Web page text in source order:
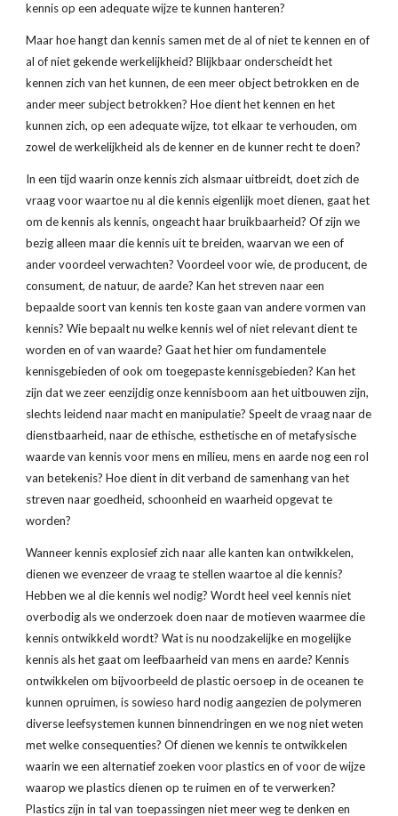
kennis op een adequate wijze te kunnen hanteren?
Maar hoe hangt dan kennis samen met de al of niet te kennen en of
al of niet gekende werkelijkheid? Blijkbaar onderscheidt het
kennen zich van het kunnen, de een meer object betrokken en de
ander meer subject betrokken? Hoe dient het kennen en het
kunnen zich, op een adequate wijze, tot elkaar te verhouden, om
zowel de werkelijkheid als de kenner en de kunner recht te doen?
In een tijd waarin onze kennis zich alsmaar uitbreidt, doet zich de
vraag voor waartoe nu al die kennis eigenlijk moet dienen, gaat het
om de kennis als kennis, ongeacht haar bruikbaarheid? Of zijn we
bezig alleen maar die kennis uit te breiden, waarvan we een of
ander voordeel verwachten? Voordeel voor wie, de producent, de
consument, de natuur, de aarde? Kan het streven naar een
bepaalde soort van kennis ten koste gaan van andere vormen van
kennis? Wie bepaalt nu welke kennis wel of niet relevant dient te
worden en of van waarde? Gaat het hier om fundamentele
kennisgebieden of ook om toegepaste kennisgebieden? Kan het
zijn dat we zeer eenzijdig onze kennisboom aan het uitbouwen zijn,
slechts leidend naar macht en manipulatie? Speelt de vraag naar de
dienstbaarheid, naar de ethische, esthetische en of metafysische
waarde van kennis voor mens en milieu, mens en aarde nog een rol
van betekenis? Hoe dient in dit verband de samenhang van het
streven naar goedheid, schoonheid en waarheid opgevat te
worden?
Wanneer kennis explosief zich naar alle kanten kan ontwikkelen,
dienen we evenzeer de vraag te stellen waartoe al die kennis?
Hebben we al die kennis wel nodig? Wordt heel veel kennis niet
overbodig als we onderzoek doen naar de motieven waarmee die
kennis ontwikkeld wordt? Wat is nu noodzakelijke en mogelijke
kennis als het gaat om leefbaarheid van mens en aarde? Kennis
ontwikkelen om bijvoorbeeld de plastic oersoep in de oceanen te
kunnen opruimen, is sowieso hard nodig aangezien de polymeren
diverse leefsystemen kunnen binnendringen en we nog niet weten
met welke consequenties? Of dienen we kennis te ontwikkelen
waarin we een alternatief zoeken voor plastics en of voor de wijze
waarop we plastics dienen op te ruimen en of te verwerken?
Plastics zijn in tal van toepassingen niet meer weg te denken en